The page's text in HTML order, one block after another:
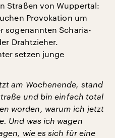
Straßen von Wuppertal:
Provokation um
sogenannten Scharia-
Drahtzieher.
setzen junge
am Wochenende, stand
und bin einfach total
worden, warum ich jetzt
Und was ich wagen
wie es sich für eine